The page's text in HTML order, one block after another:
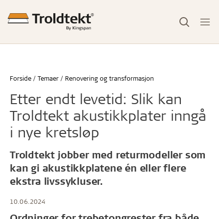
Forside Temaer Renovering og transformasjon
Etter endt levetid: Slik kan
Troldtekt akustikkplater inngå
i nye kretsløp
Troldtekt jobber med returmodeller som
kan gi akustikkplatene én eller flere
ekstra livssykluser.
10.06.2024